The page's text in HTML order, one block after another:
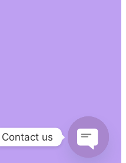
Contact us